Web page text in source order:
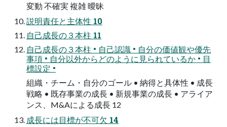
変動 不確実 複雑 曖昧
説明責任と主体性 10
自己成長の３本柱 11
自己成長の３本柱 • 自己認識 • 自分の価値観や優先
事項 • 自分以外からどのように見られているか • 目
標設定 •
組織・チーム・自分のゴール • 納得と具体性 • 成長
戦略 • 既存事業の成長 • 新規事業の成長 • アライア
ンス、M&Aによる成長 12
成長には目標が不可欠 14